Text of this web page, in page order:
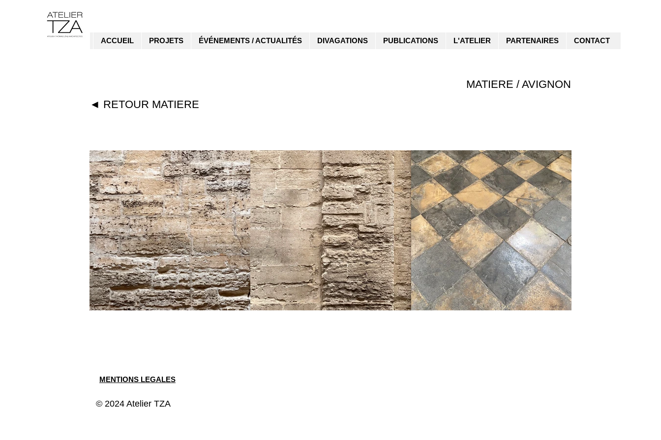
ACCUEIL PROJETS ÉVÉNEMENTS / ACTUALITÉS DIVAGATIONS PUBLICATIONS L'ATELIER PARTENAIRES CONTACT
MATIERE / AVIGNON
◄ RETOUR MATIERE
MENTIONS LEGALES
© 2024 Atelier TZA